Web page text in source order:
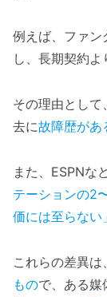
例えば、ファン
し、長期契約よ
その理由として、
去に故障歴があ
また、ESPNな
テーションの2
価には至らない」
これらの差異
もので、ある媒